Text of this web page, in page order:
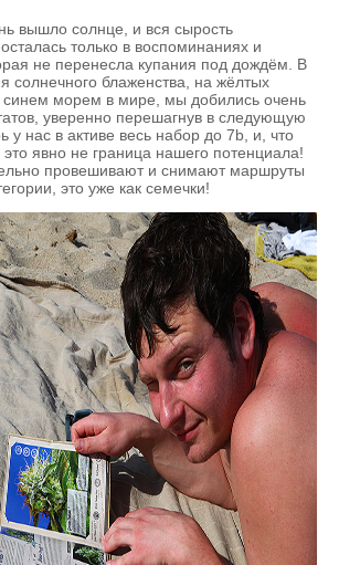
вышло солнце, и вся сырость
только в воспоминаниях и
не перенесла купания под дождём. В
солнечного блаженства, на жёлтых
морем в мире, мы добились очень
уверенно перешагнув в следующую
у нас в активе весь набор до 7b, и, что
явно не граница нашего потенциала!
провешивают и снимают маршруты
это уже как семечки!